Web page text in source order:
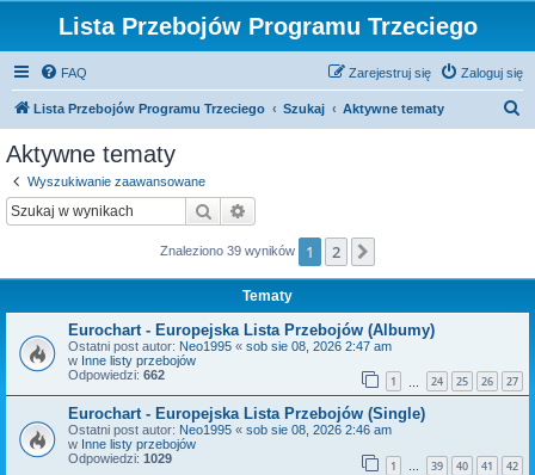
Lista Przebojów Programu Trzeciego
FAQ Zaloguj się
Zarejestruj się
Lista Przebojów Programu Trzeciego Szukaj Aktywne tematy
Aktywne tematy
Wyszukiwanie zaawansowane
Szukaj
Znaleziono 39 wyników 1 2
Tematy
Eurochart - Europejska Lista Przebojów (Albumy)
Ostatni post autor: Neo1995 « sob sie 08, 2026 2:47 am
w Inne listy przebojów
Odpowiedzi: 662 1 24 25 26 27
Eurochart - Europejska Lista Przebojów (Single)
Ostatni post autor: Neo1995 « sob sie 08, 2026 2:46 am
w Inne listy przebojów
Odpowiedzi: 1029 1 … 39 40 41 42